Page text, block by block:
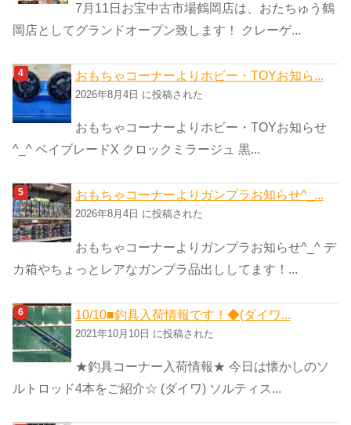
7月11日お宝中古市場鶴岡店は、おたちゅう鶴
岡店としてグランドオープン致します！ クレーゲ...
おもちゃコーナーよりホビー・TOYお知ら...
2026年8月4日 に投稿された
おもちゃコーナーよりホビー・TOYお知らせ
^_^ ベイブレードX クロックミラージュ 黒...
おもちゃコーナーよりガンプラお知らせ^_...
2026年8月4日 に投稿された
おもちゃコーナーよりガンプラお知らせ^_^ デ
カ箱やちょっとレアなガンプラ品出ししてます！...
10/10■釣具入荷情報です！◆(ダイワ...
2021年10月10日 に投稿された
★釣具コーナー入荷情報★ 今日は懐かしのソ
ルトロッド4本をご紹介☆ (ダイワ) ソルティス...